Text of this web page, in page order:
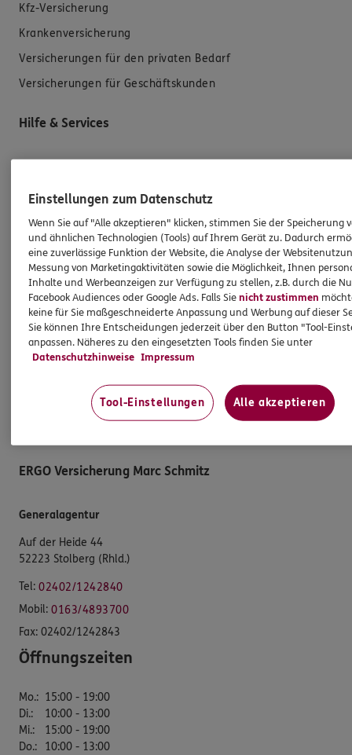
Kfz-Versicherung
Krankenversicherung
Versicherungen für den privaten Bedarf
Versicherungen für Geschäftskunden
Hilfe & Services
Schaden melden
Erstkontaktinformationen
EU-Offenlegungsvereinbarung
Datenverarbeitung
Das könnte Sie auch interessieren
Unsere Agentur
Kooperationspartner
ERGO Versicherung Marc Schmitz
Generalagentur
Auf der Heide 44
52223 Stolberg (Rhld.)
Tel: 02402/1242840
Mobil: 0163/4893700
Fax: 02402/1242843
Öffnungszeiten
Mo.: 15:00 - 19:00
Di.:
10:00 - 13:00
Mi.:
15:00 - 19:00
Do.:
10:00 - 13:00
Einstellungen zum Datenschutz
Wenn Sie auf "Alle akzeptieren" klicken, stimmen Sie der Speicherung
und ähnlichen Technologien (Tools) auf Ihrem Gerät zu. Dadurch
eine zuverlässige Funktion der Website, die Analyse der
Messung von Marketingaktivitäten sowie die Möglichkeit, Ihnen
Inhalte und Werbeanzeigen zur Verfügung zu stellen, z.B. durch die
Facebook Audiences oder Google Ads. Falls Sienicht zustimmen
keine für Sie maßgeschneiderte Anpassung und Werbung auf dieser
Sie können Ihre Entscheidungen jederzeit über den Button "Tool-
anpassen. Näheres zu den eingesetzten Tools finden Sie unter
Datenschutzhinweise Impressum
Tool-Einstellungen Alle akzeptieren